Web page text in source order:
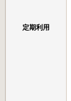
定期利用